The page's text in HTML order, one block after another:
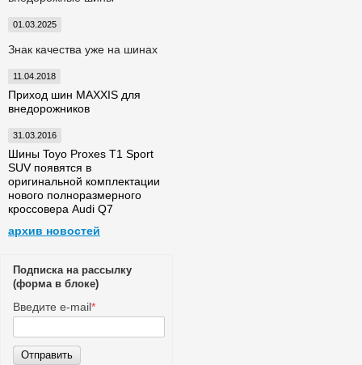
01.03.2025
Знак качества уже на шинах
11.04.2018
Приход шин MAXXIS для
внедорожников
31.03.2016
Шины Toyo Proxes T1 Sport
SUV появятся в
оригинальной комплектации
нового полноразмерного
кроссовера Audi Q7
архив новостей
Подписка на рассылку
(форма в блоке)
Введите e-mail*
Отправить